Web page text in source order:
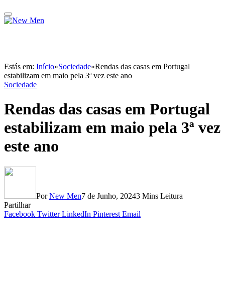
Estás em: Início»Sociedade»Rendas das casas em Portugal
estabilizam em maio pela 3ª vez este ano
Sociedade
Rendas das casas em Portugal
estabilizam em maio pela 3ª vez
este ano
Por New Men7 de Junho, 20243 Mins Leitura
Partilhar
Facebook Twitter LinkedIn Pinterest Email